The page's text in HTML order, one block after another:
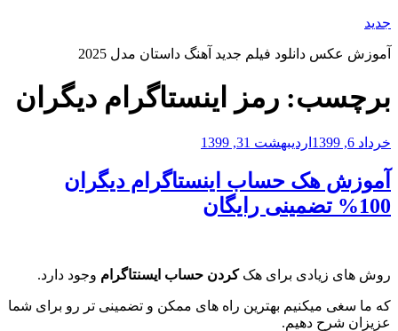
رفتن
محتوا
جدید
آموزش عکس دانلود فیلم جدید آهنگ داستان مدل 2025
برچسب: رمز اینستاگرام دیگران
نوشته‌شده
خرداد 6, 1399 اردیبهشت 31, 1399
آموزش هک حساب اینستاگرام دیگران
100% تضمینی رایگان
روش های زیادی برای هک کردن حساب ایسنتاگرام وجود دارد.
که ما سغی میکنیم بهترین راه های ممکن و تضمینی تر رو برای شما
عزیزان شرح دهیم.